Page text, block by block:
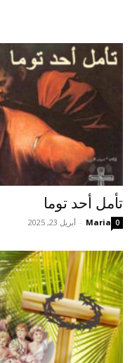
تأمل أحد توما
Maria
- أبريل 23, 2025 0